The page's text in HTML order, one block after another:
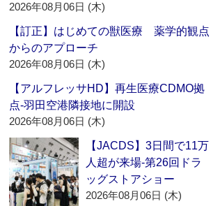
2026年08月06日 (木)
【訂正】はじめての獣医療 薬学的観点
からのアプローチ
2026年08月06日 (木)
【アルフレッサHD】再生医療CDMO拠
点‐羽田空港隣接地に開設
2026年08月06日 (木)
【JACDS】3日間で11万
人超が来場‐第26回ドラ
ッグストアショー
2026年08月06日 (木)